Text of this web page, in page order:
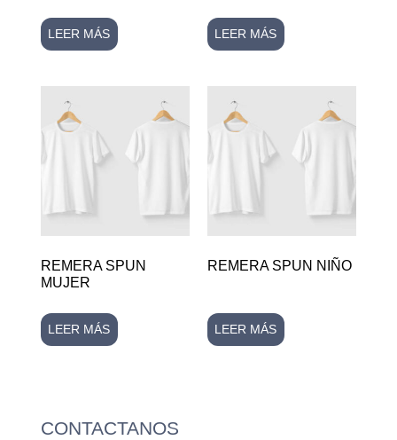
LEER MÁS LEER MÁS
REMERA SPUN
MUJER
LEER MÁS
REMERA SPUN NIÑO
LEER MÁS
CONTACTANOS